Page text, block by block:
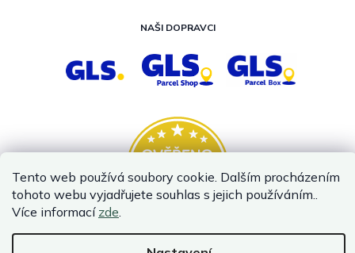
Tento web používá soubory cookie. Dalším procházením
tohoto webu vyjadřujete souhlas s jejich používáním..
Více informací zde.
NAŠI DOPRAVCI